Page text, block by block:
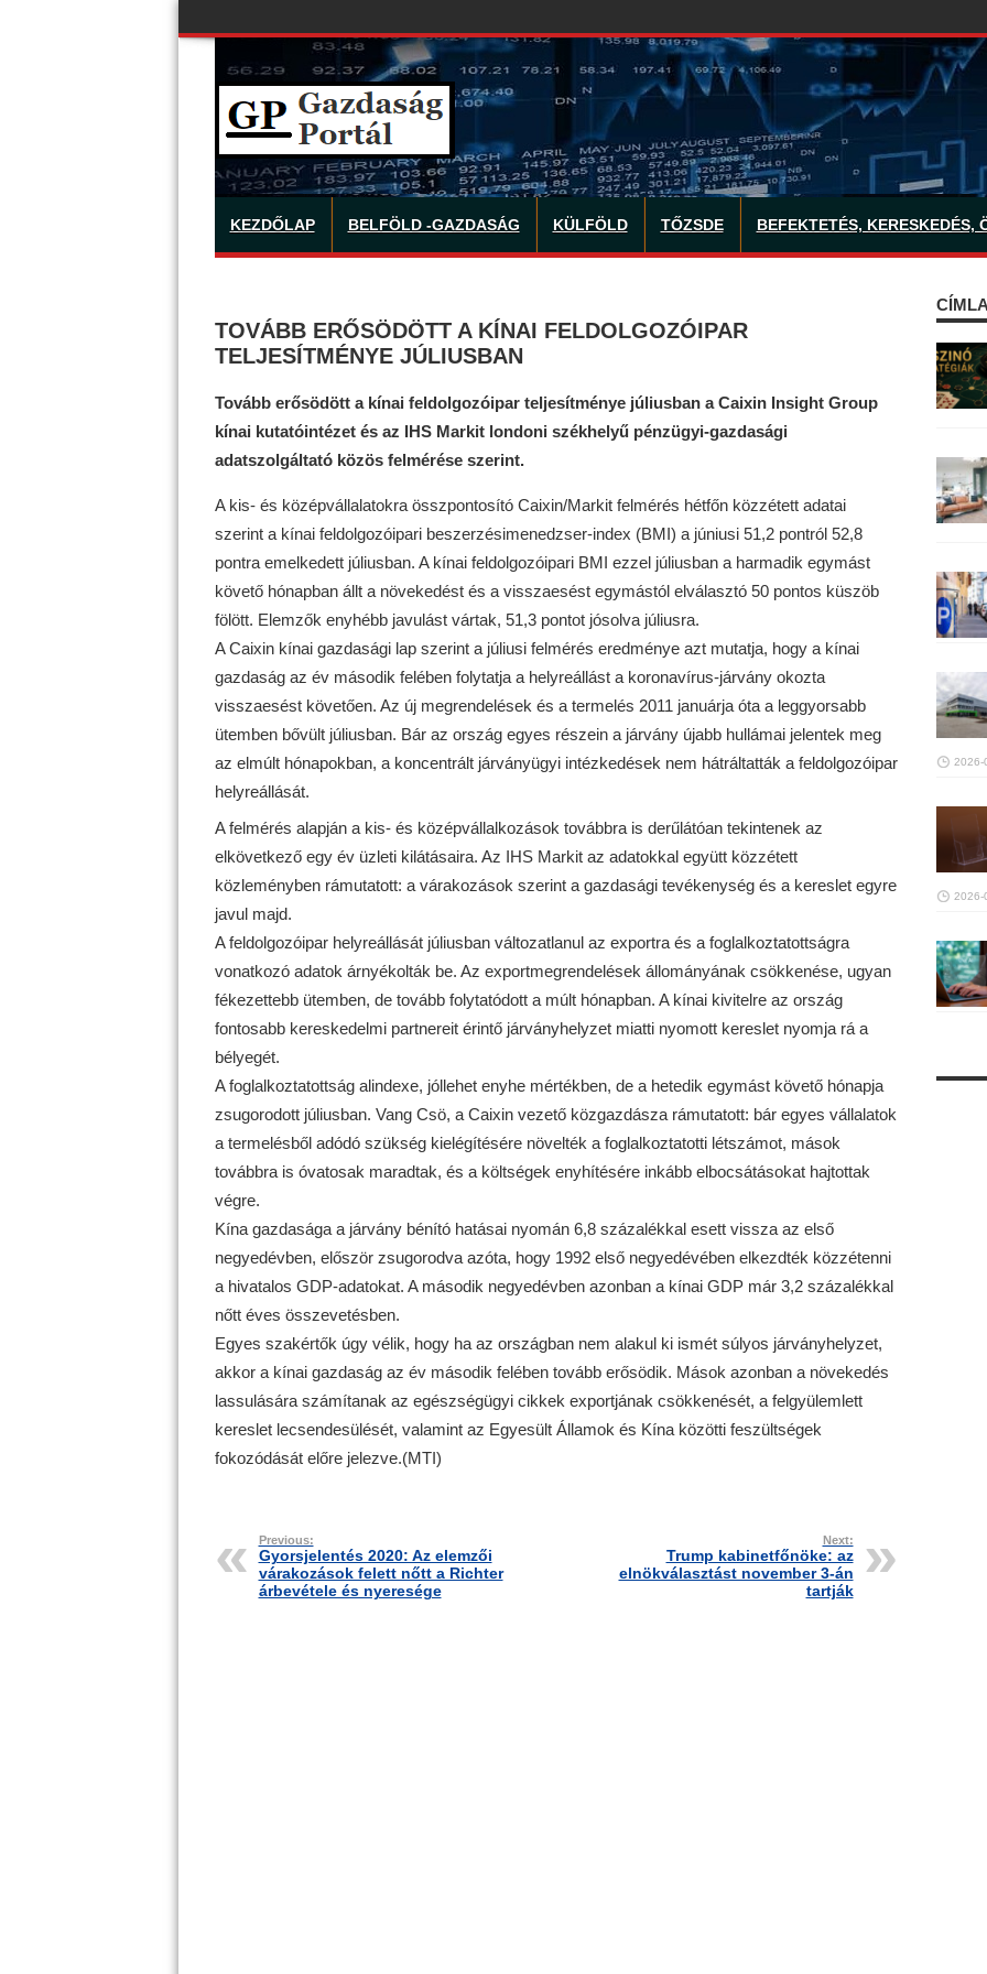
KEZDŐLAP BELFÖLD -GAZDASÁG KÜLFÖLD TŐZSDE BEFEKTETÉS, KERESKEDÉS,
TOVÁBB ERŐSÖDÖTT A KÍNAI FELDOLGOZÓIPAR
TELJESÍTMÉNYE JÚLIUSBAN
Tovább erősödött a kínai feldolgozóipar teljesítménye júliusban a Caixin Insight Group
kínai kutatóintézet és az IHS Markit londoni székhelyű pénzügyi-gazdasági
adatszolgáltató közös felmérése szerint.
A kis- és középvállalatokra összpontosító Caixin/Markit felmérés hétfőn közzétett adatai
szerint a kínai feldolgozóipari beszerzésimenedzser-index (BMI) a júniusi 51,2 pontról 52,8
pontra emelkedett júliusban. A kínai feldolgozóipari BMI ezzel júliusban a harmadik egymást
követő hónapban állt a növekedést és a visszaesést egymástól elválasztó 50 pontos küszöb
fölött. Elemzők enyhébb javulást vártak, 51,3 pontot jósolva júliusra.
A Caixin kínai gazdasági lap szerint a júliusi felmérés eredménye azt mutatja, hogy a kínai
gazdaság az év második felében folytatja a helyreállást a koronavírus-járvány okozta
visszaesést követően. Az új megrendelések és a termelés 2011 januárja óta a leggyorsabb
ütemben bővült júliusban. Bár az ország egyes részein a járvány újabb hullámai jelentek meg
az elmúlt hónapokban, a koncentrált járványügyi intézkedések nem hátráltatták a feldolgozóipar
helyreállását.
A felmérés alapján a kis- és középvállalkozások továbbra is derűlátóan tekintenek az
elkövetkező egy év üzleti kilátásaira. Az IHS Markit az adatokkal együtt közzétett
közleményben rámutatott: a várakozások szerint a gazdasági tevékenység és a kereslet egyre
javul majd.
A feldolgozóipar helyreállását júliusban változatlanul az exportra és a foglalkoztatottságra
vonatkozó adatok árnyékolták be. Az exportmegrendelések állományának csökkenése, ugyan
fékezettebb ütemben, de tovább folytatódott a múlt hónapban. A kínai kivitelre az ország
fontosabb kereskedelmi partnereit érintő járványhelyzet miatti nyomott kereslet nyomja rá a
bélyegét.
A foglalkoztatottság alindexe, jóllehet enyhe mértékben, de a hetedik egymást követő hónapja
zsugorodott júliusban. Vang Csö, a Caixin vezető közgazdásza rámutatott: bár egyes vállalatok
a termelésből adódó szükség kielégítésére növelték a foglalkoztatotti létszámot, mások
továbbra is óvatosak maradtak, és a költségek enyhítésére inkább elbocsátásokat hajtottak
végre.
Kína gazdasága a járvány bénító hatásai nyomán 6,8 százalékkal esett vissza az első
negyedévben, először zsugorodva azóta, hogy 1992 első negyedévében elkezdték közzétenni
a hivatalos GDP-adatokat. A második negyedévben azonban a kínai GDP már 3,2 százalékkal
nőtt éves összevetésben.
Egyes szakértők úgy vélik, hogy ha az országban nem alakul ki ismét súlyos járványhelyzet,
akkor a kínai gazdaság az év második felében tovább erősödik. Mások azonban a növekedés
lassulására számítanak az egészségügyi cikkek exportjának csökkenését, a felgyülemlett
kereslet lecsendesülését, valamint az Egyesült Államok és Kína közötti feszültségek
fokozódását előre jelezve.(MTI)
Previous:
Gyorsjelentés 2020: Az elemzői
várakozások felett nőtt a Richter
árbevétele és nyeresége
Next:
Trump kabinetfőnöke: az
elnökválasztást november 3-án
tartják
2026-
2026-